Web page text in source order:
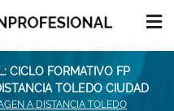
CICLO FORMATIVO FP
TOLEDO CIUDAD
A DISTANCIA TOLEDO